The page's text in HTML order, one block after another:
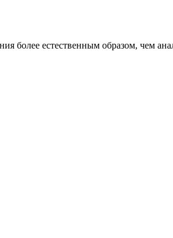
более естественным образом, чем